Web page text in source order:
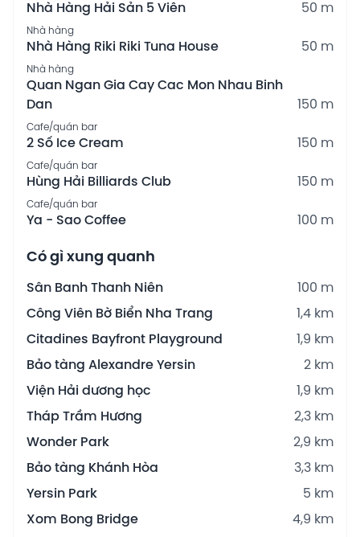
Nhà Hàng Hải Sản 5 Viên 50 m
Nhà hàng
Nhà Hàng Riki Riki Tuna House 50 m
Nhà hàng
Quan Ngan Gia Cay Cac Mon Nhau Binh
Dan
150 m
Cafe/quán bar
2 Số Ice Cream 150 m
Cafe/quán bar
Hùng Hải Billiards Club 150 m
Cafe/quán bar
Ya - Sao Coffee 100 m
Có gì xung quanh
Sân Banh Thanh Niên
100 m
Công Viên Bờ Biển Nha Trang
1,4 km
Citadines Bayfront Playground
1,9 km
Bảo tàng Alexandre Yersin
2 km
Viện Hải dương học
1,9 km
Tháp Trầm Hương
2,3 km
Wonder Park
2,9 km
Bảo tàng Khánh Hòa
3,3 km
Yersin Park
5 km
Xom Bong Bridge
4,9 km